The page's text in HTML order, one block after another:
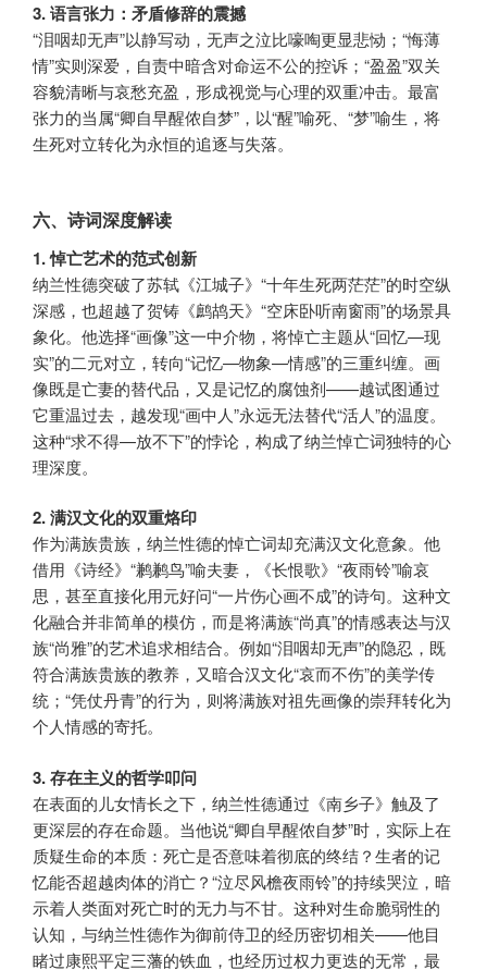
3. 语言张力：矛盾修辞的震撼
“泪咽却无声”以静写动，无声之泣比嚎啕更显悲恸；“悔薄
情”实则深爱，自责中暗含对命运不公的控诉；“盈盈”双关
容貌清晰与哀愁充盈，形成视觉与心理的双重冲击。最富
张力的当属“卿自早醒侬自梦”，以“醒”喻死、“梦”喻生，将
生死对立转化为永恒的追逐与失落。
六、诗词深度解读
1. 悼亡艺术的范式创新
纳兰性德突破了苏轼《江城子》“十年生死两茫茫”的时空纵
深感，也超越了贺铸《鹧鸪天》“空床卧听南窗雨”的场景具
象化。他选择“画像”这一中介物，将悼亡主题从“回忆—现
实”的二元对立，转向“记忆—物象—情感”的三重纠缠。画
像既是亡妻的替代品，又是记忆的腐蚀剂——越试图通过
它重温过去，越发现“画中人”永远无法替代“活人”的温度。
这种“求不得—放不下”的悖论，构成了纳兰悼亡词独特的心
理深度。
2. 满汉文化的双重烙印
作为满族贵族，纳兰性德的悼亡词却充满汉文化意象。他
借用《诗经》“鹣鹣鸟”喻夫妻，《长恨歌》“夜雨铃”喻哀
思，甚至直接化用元好问“一片伤心画不成”的诗句。这种文
化融合并非简单的模仿，而是将满族“尚真”的情感表达与汉
族“尚雅”的艺术追求相结合。例如“泪咽却无声”的隐忍，既
符合满族贵族的教养，又暗合汉文化“哀而不伤”的美学传
统；“凭仗丹青”的行为，则将满族对祖先画像的崇拜转化为
个人情感的寄托。
3. 存在主义的哲学叩问
在表面的儿女情长之下，纳兰性德通过《南乡子》触及了
更深层的存在命题。当他说“卿自早醒侬自梦”时，实际上在
质疑生命的本质：死亡是否意味着彻底的终结？生者的记
忆能否超越肉体的消亡？“泣尽风檐夜雨铃”的持续哭泣，暗
示着人类面对死亡时的无力与不甘。这种对生命脆弱性的
认知，与纳兰性德作为御前侍卫的经历密切相关——他目
睹过康熙平定三藩的铁血，也经历过权力更迭的无常，最